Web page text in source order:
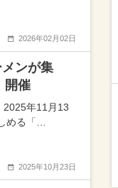
2026年02月02日
ンが集
開催
2025年11月13
める「…
2025年10月23日